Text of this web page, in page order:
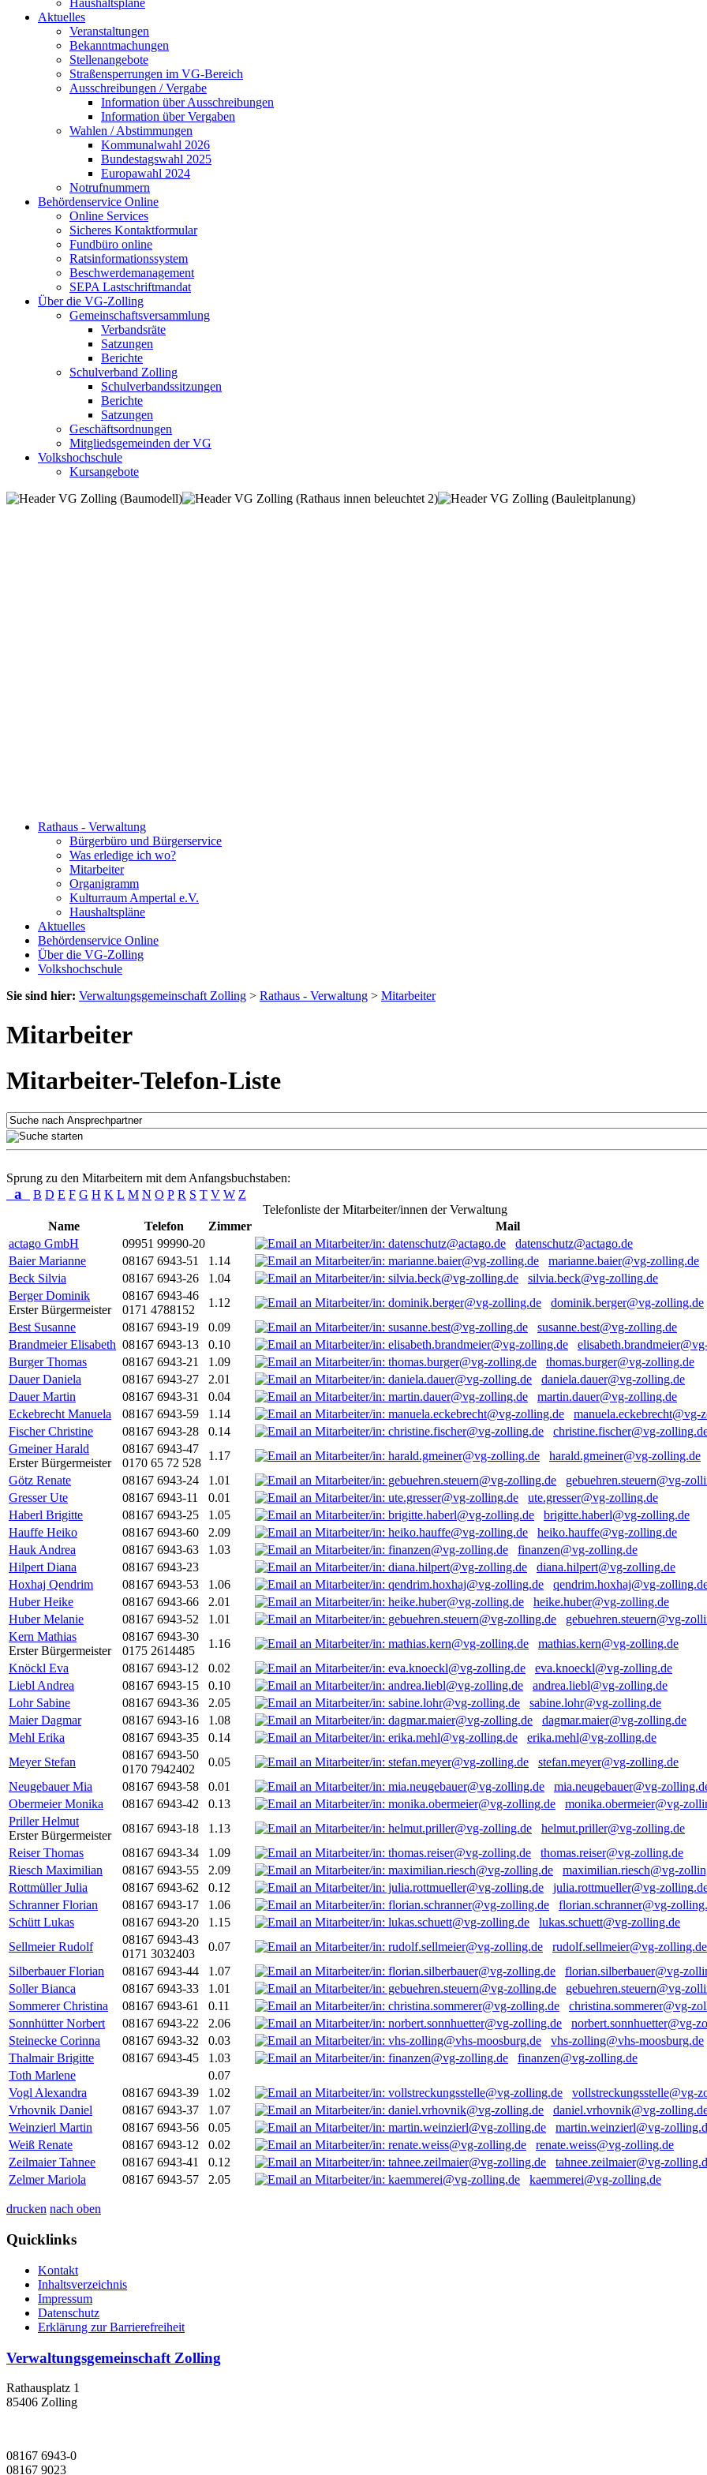
Haushaltspläne
Aktuelles
Veranstaltungen
Bekanntmachungen
Stellenangebote
Straßensperrungen im VG-Bereich
Ausschreibungen / Vergabe
Information über Ausschreibungen
Information über Vergaben
Wahlen / Abstimmungen
Kommunalwahl 2026
Bundestagswahl 2025
Europawahl 2024
Notrufnummern
Behördenservice Online
Online Services
Sicheres Kontaktformular
Fundbüro online
Ratsinformationssystem
Beschwerdemanagement
SEPA Lastschriftmandat
Über die VG-Zolling
Gemeinschaftsversammlung
Verbandsräte
Satzungen
Berichte
Schulverband Zolling
Schulverbandssitzungen
Berichte
Satzungen
Geschäftsordnungen
Mitgliedsgemeinden der VG
Volkshochschule
Kursangebote
Rathaus - Verwaltung
Bürgerbüro und Bürgerservice
Was erledige ich wo?
Mitarbeiter
Organigramm
Kulturraum Ampertal e.V.
Haushaltspläne
Aktuelles
Behördenservice Online
Über die VG-Zolling
Volkshochschule
Sie sind hier: Verwaltungsgemeinschaft Zolling > Rathaus - Verwaltung > Mitarbeiter
Mitarbeiter
Mitarbeiter-Telefon-Liste
Sprung zu den Mitarbeitern mit dem Anfangsbuchstaben:
a B D E F G H K L M N O P R S T V W Z
Telefonliste der Mitarbeiter/innen der Verwaltung
Name
Telefon Zimmer
Mail
actago GmbH
09951 99990-20
datenschutz@actago.de
Baier Marianne
08167 6943-51 1.14
marianne.baier@vg-zolling.de
Beck Silvia
08167 6943-26 1.04
silvia.beck@vg-zolling.de
Berger Dominik
Erster Bürgermeister
08167 6943-46
0171 4788152
1.12
dominik.berger@vg-zolling.de
Best Susanne
08167 6943-19 0.09
susanne.best@vg-zolling.de
Brandmeier Elisabeth 08167 6943-13 0.10
Burger Thomas
08167 6943-21 1.09
thomas.burger@vg-zolling.de
Dauer Daniela
08167 6943-27 2.01
daniela.dauer@vg-zolling.de
Dauer Martin
08167 6943-31 0.04
martin.dauer@vg-zolling.de
Eckebrecht Manuela
08167 6943-59 1.14
manuela.eckebrecht@vg-
Fischer Christine
08167 6943-28 0.14
christine.fischer@vg-
Gmeiner Harald
Erster Bürgermeister
08167 6943-47
0170 65 72 528
1.17
harald.gmeiner@vg-zolling.de
Götz Renate
08167 6943-24 1.01
gebuehren.steuern@vg-
Gresser Ute
08167 6943-11 0.01
ute.gresser@vg-zolling.de
Haberl Brigitte
08167 6943-25 1.05
brigitte.haberl@vg-zolling.de
Hauffe Heiko
08167 6943-60 2.09
heiko.hauffe@vg-zolling.de
Hauk Andrea
08167 6943-63 1.03
finanzen@vg-zolling.de
Hilpert Diana
08167 6943-23
diana.hilpert@vg-zolling.de
Hoxhaj Qendrim
08167 6943-53 1.06
qendrim.hoxhaj@vg-
Huber Heike
08167 6943-66 2.01
heike.huber@vg-zolling.de
Huber Melanie
08167 6943-52 1.01
gebuehren.steuern@vg-
Kern Mathias
Erster Bürgermeister
08167 6943-30
0175 2614485
1.16
mathias.kern@vg-zolling.de
Knöckl Eva
08167 6943-12 0.02
eva.knoeckl@vg-zolling.de
Liebl Andrea
08167 6943-15 0.10
andrea.liebl@vg-zolling.de
Lohr Sabine
08167 6943-36 2.05
sabine.lohr@vg-zolling.de
Maier Dagmar
08167 6943-16 1.08
dagmar.maier@vg-zolling.de
Mehl Erika
08167 6943-35 0.14
erika.mehl@vg-zolling.de
Meyer Stefan
08167 6943-50
0170 7942402
0.05
stefan.meyer@vg-zolling.de
Neugebauer Mia
08167 6943-58 0.01
mia.neugebauer@vg-
Obermeier Monika
08167 6943-42 0.13
monika.obermeier@vg-
Priller Helmut
Erster Bürgermeister
08167 6943-18 1.13
helmut.priller@vg-zolling.de
Reiser Thomas
08167 6943-34 1.09
thomas.reiser@vg-zolling.de
Riesch Maximilian
08167 6943-55 2.09
maximilian.riesch@vg-
Rottmüller Julia
08167 6943-62 0.12
julia.rottmueller@vg-
Schranner Florian
08167 6943-17 1.06
florian.schranner@vg-
Schütt Lukas
08167 6943-20 1.15
lukas.schuett@vg-zolling.de
Sellmeier Rudolf
08167 6943-43
0171 3032403
0.07
rudolf.sellmeier@vg-zolling.de
Silberbauer Florian
08167 6943-44 1.07
florian.silberbauer@vg-
Soller Bianca
08167 6943-33 1.01
gebuehren.steuern@vg-
Sommerer Christina
08167 6943-61 0.11
christina.sommerer@vg-
Sonnhütter Norbert
08167 6943-22 2.06
norbert.sonnhuetter@vg-
Steinecke Corinna
08167 6943-32 0.03
vhs-zolling@vhs-moosburg.de
Thalmair Brigitte
08167 6943-45 1.03
finanzen@vg-zolling.de
Toth Marlene
0.07
Vogl Alexandra
08167 6943-39 1.02
vollstreckungsstelle@vg-
Vrhovnik Daniel
08167 6943-37 1.07
daniel.vrhovnik@vg-
Weinzierl Martin
08167 6943-56 0.05
martin.weinzierl@vg-
Weiß Renate
08167 6943-12 0.02
renate.weiss@vg-zolling.de
Zeilmaier Tahnee
08167 6943-41 0.12
tahnee.zeilmaier@vg-
Zelmer Mariola
08167 6943-57 2.05 kaemmerei@vg-zolling.de
drucken nach oben
Quicklinks
Kontakt
Inhaltsverzeichnis
Impressum
Datenschutz
Erklärung zur Barrierefreiheit
Verwaltungsgemeinschaft Zolling
Rathausplatz 1
85406 Zolling
08167 6943-0
08167 9023